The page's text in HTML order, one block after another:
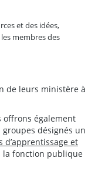
et des idées,
membres des
de leurs ministère à
offrons également
désignés un
d’apprentissage et
la fonction publique